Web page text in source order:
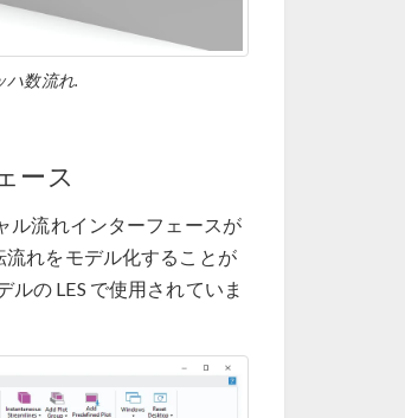
ハ数流れ.
ース
ル流れインターフェースが
流れをモデル化することが
ルの LES で使用されていま